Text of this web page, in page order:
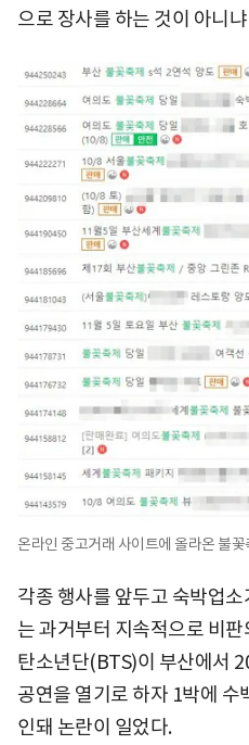
으로 장사를 하는 것이 아니
온라인 중고거래 사이트에 올라온 불꽃
각종 행사를 앞두고 숙박업
는 과거부터 지속적으로 비
탄소년단(BTS)이 부산에서
공연을 열기로 하자 1박에
인돼 논란이 일었다.